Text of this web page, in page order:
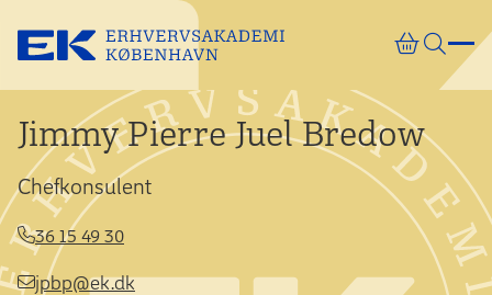
Jimmy Pierre Juel Bredow
Chefkonsulent
36 15 49 30
jpbp@ek.dk